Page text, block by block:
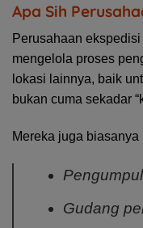
Apa Sih
Perusahaan
mengelola proses
lokasi lainnya, baik
bukan cuma sekadar
Mereka juga
Gudang